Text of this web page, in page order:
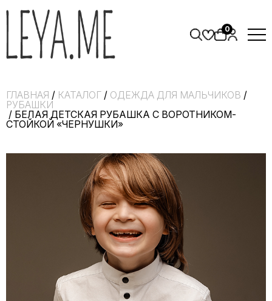
0
ГЛАВНАЯ / КАТАЛОГ / ОДЕЖДА ДЛЯ МАЛЬЧИКОВ /
РУБАШКИ
/ БЕЛАЯ ДЕТСКАЯ РУБАШКА С ВОРОТНИКОМ-
СТОЙКОЙ «ЧЕРНУШКИ»